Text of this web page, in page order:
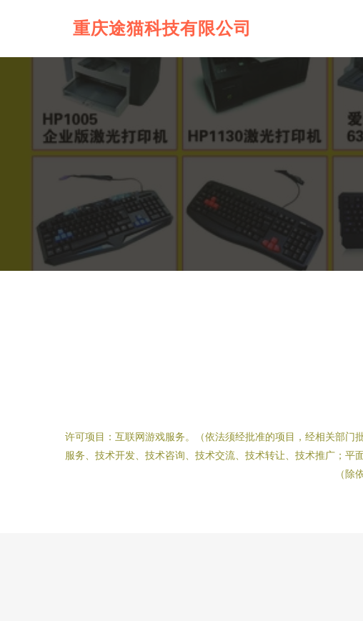
重庆途猫科技有限公司
许可项目：互联网游戏服务。（依法须经批准的项目，经相关部
服务、技术开发、技术咨询、技术交流、技术转让、技术推广；平
（除